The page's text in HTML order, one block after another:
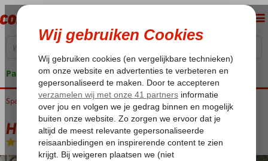
Pakketgarantie
Home
Spanje Balearen Mallorca Playa de Palma HM Ayron Park
HM Ayron Park
Logies-Hotel